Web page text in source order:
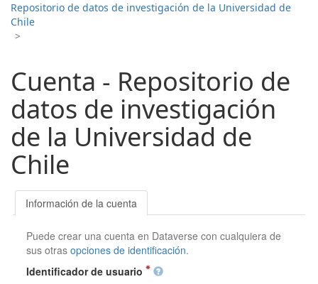
Repositorio de datos de investigación de la Universidad de
Chile
>
Cuenta - Repositorio de
datos de investigación
de la Universidad de
Chile
Información de la cuenta
Puede crear una cuenta en Dataverse con cualquiera de
sus otrasopciones de identificación.
Identificador de usuario